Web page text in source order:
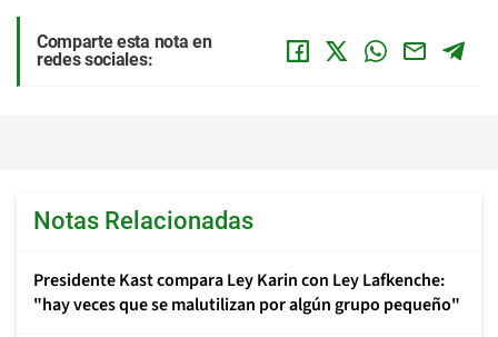
Comparte esta nota en
redes sociales:
Notas Relacionadas
Presidente Kast compara Ley Karin con Ley Lafkenche:
"hay veces que se malutilizan por algún grupo pequeño"